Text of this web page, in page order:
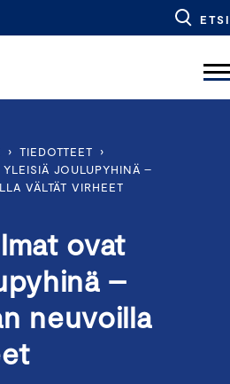
ETSI
› TIEDOTTEET
›
JOULUPYHINÄ –
VÄLTÄT VIRHEET
ovat
–
neuvoilla